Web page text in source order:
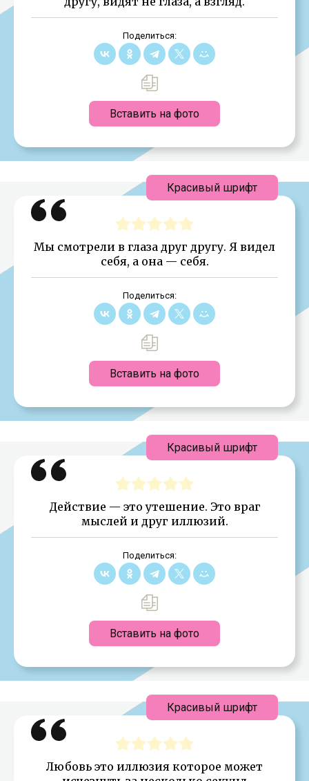
Поделиться:
Вставить на фото
Мы смотрели в глаза друг другу. Я видел
себя, а она — себя.
Поделиться:
Вставить на фото
Красивый шрифт
Действие — это утешение. Это враг
мыслей и друг иллюзий.
Поделиться:
Вставить на фото
Красивый шрифт
Любовь это иллюзия которое может
Красивый шрифт